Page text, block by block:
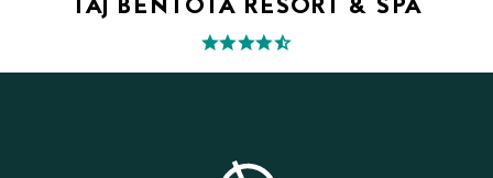
TAJ BENTOTA RESORT & SPA